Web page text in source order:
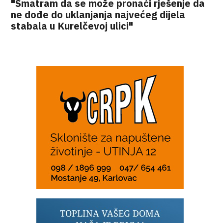
"Smatram da se može pronaći rješenje da
ne dođe do uklanjanja najvećeg dijela
stabala u Kurelčevoj ulici"